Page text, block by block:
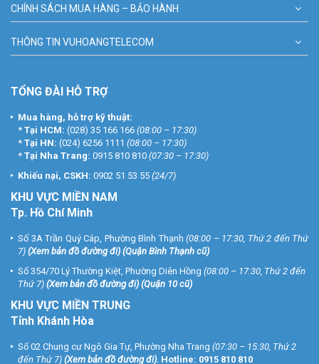
CHÍNH SÁCH MUA HÀNG – BẢO HÀNH
THÔNG TIN VUHOANGTELECOM
TỔNG ĐÀI HỖ TRỢ
Mua hàng, hỗ trợ kỹ thuật:
* Tại HCM: (028) 35 166 166 (08:00 – 17:30)
* Tại HN: (024) 6256 1111 (08:00 – 17:30)
* Tại Nha Trang: 0915 810 810 (07:30 – 17:30)
Khiếu nại, CSKH: 0902 51 53 55 (24/7)
KHU VỰC MIỀN NAM
Tp. Hồ Chí Minh
Số 3A Trần Quý Cáp, Phường Bình Thạnh (08:00 – 17:30, Thứ 2 đến Thứ
7) (Xem bản đồ đường đi) (Quận Bình Thạnh cũ)
Số 354/70 Lý Thường Kiệt, Phường Diên Hồng (08:00 – 17:30, Thứ 2 đến
Thứ 7) (Xem bản đồ đường đi) (Quận 10 cũ)
KHU VỰC MIỀN TRUNG
Tỉnh Khánh Hòa
Số 02 Chung cư Ngô Gia Tự, Phường Nha Trang (07:30 – 15:30, Thứ 2
đến Thứ 7) (Xem bản đồ đường đi). Hotline: 0915 810 810